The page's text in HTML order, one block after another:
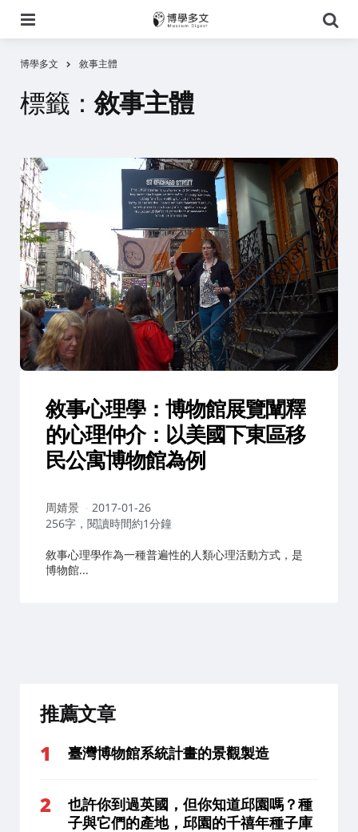
尋
博學多文 敘事主體
標籤：敘事主體
敘事心理學：博物館展覽闡釋
的心理仲介：以美國下東區移
民公寓博物館為例
作
者：
周婧景
2017-01-26
256字，閱讀時間約1分鐘
敘事心理學作為一種普遍性的人類心理活動方式，是
博物館...
推薦文章
臺灣博物館系統計畫的景觀製造
也許你到過英國，但你知道邱園嗎？種
子與它們的產地，邱園的千禧年種子庫